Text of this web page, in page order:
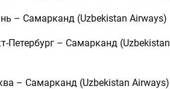
– Самарканд (Uzbekistan Airways)
Петербург – Самарканд (Uzbekistan
– Самарканд (Uzbekistan Airways)